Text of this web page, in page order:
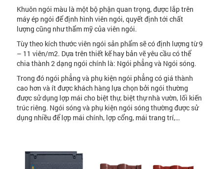
Khuôn ngói màu là một bộ phận quan trọng, được lắp trên
máy ép ngói để định hình viên ngói, quyết định tới chất
lượng cũng như thẩm mỹ của viên ngói.
Tùy theo kích thước viên ngói sản phẩm sẽ có định lượng từ 9
– 11 viên/m2. Dựa trên thiết kế hay bản vẽ yêu cầu có thể
chia thành 2 dạng ngói chính là: Ngói phẳng và Ngói sóng.
Trong đó ngói phẳng và phụ kiện ngói phẳng có giá thành
cao hơn và ít được khách hàng lựa chọn bởi ngói thường
được sử dụng lợp mái cho biệt thự, biệt thự nhà vườn, lối kiến
trúc riêng. Ngói sóng và phụ kiện ngói sóng thường được sử
dụng nhiều để lợp mái chính, lợp cổng, mái trang trí,…